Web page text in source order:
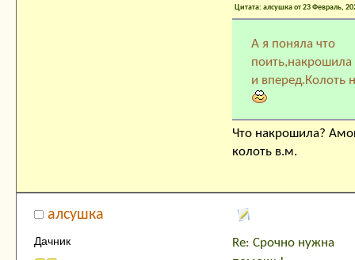
Цитата: алсушка от 23 Февраль,
А я поняла что
поить,накрошила
и вперед.Колоть
Что накрошила?
колоть в.м.
алсушка
Дачник
Re: Срочно нужна